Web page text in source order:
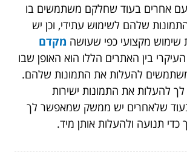
אחרים בעוד שחלקם משתמשים בו
שלהם לשימוש עתידי, וכן יש
שימוש מקצועי כפי שעושה מקדם
בין האתרים הללו הוא האופן שבו
להעלות את התמונות שלהם.
להעלות את התמונות ישירות
שלאחרים יש ממשק שמאפשר לך
כדי תנועה ולהעלות אותן מיד.